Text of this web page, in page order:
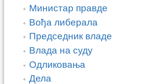
Министар правде
Вођа либерала
Председник владе
Влада на суду
Одликовања
Дела